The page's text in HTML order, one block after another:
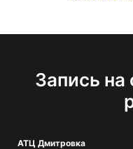
Запись на
АТЦ Дмитровка